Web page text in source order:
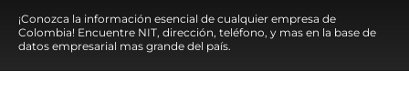
¡Conozca la información esencial de cualquier empresa de
Colombia! Encuentre NIT, dirección, teléfono, y mas en la base de
datos empresarial mas grande del país.